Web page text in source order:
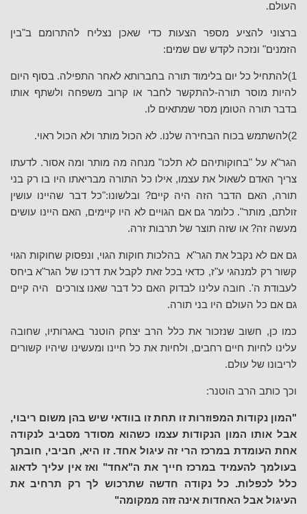
העולם.
ברצוני להציע מספר הצעות כדי שאכן נצליח להתרומם ב"בין
הזמנים" ונזכה לקדש שם שמים:
1)להתחיל כל יום בלימוד תורה בחברותא לאחר התפילה. בסוף היום
להיות מוסר תורה-להתקשר לחבר או קרוב משפחה ולשתף אותו
בדבר תורה הטומן מסר שמתאים לו.
2)להשתמש בכוח הבחירה שלנו. לא הכול מותר ולא הכול ראוי.
הגר"א על "בחוקותיהם לא תלכו" מנחה מה מותר ומה אסור. לדעתו
צריך האדם לשאול את עצמו, אילו כל התורה מבריאתו היו בו רק בני
תורה, האם הדבר הזה היה קיים? ובלשונו:"כל דבר שהיינו עושין
זולתם, מותר". כלומר גם אם הגויים לא היו קיימים, האם היינו עושים
מעשה זה? או שזה תוצר של תרבות זרה.
גם אם לא נקבל את הגר"א בהלכות חוקות הגוי, ונפסוק שחוקות הגוי
קשור רק למנהגי ע"ז, כדאי בכל זאת לקבל את דרכו של הגר"א ביחס
לעבודת ה'. חובה עלינו לבדוק האם כל דבר שאנו צורכים היה קיים
גם אם כל העולם היו בני תורה.
כמו כן, חשוב שנזכור את כלל הרב יצחק הוטנר באגרותיו, שחובה
עלינו לחיות חיים רחבים, ולחיות את כל חיינו ומעשינו שיהיו קשורים
לריבונו של עולם.
וכך כותב הרב הוטנר:
"המון נקודות המפוזרות זו תחת זו בוודאי שיש בהן משום ריבוי,
אבל אותו המון הנקודות עצמו כשהוא מסודר מסביב לנקודה
אחת העומדת במרכז הרי זה עיגול אחד. זו היא, חביבי, חובתך
בעולמך להעמיד במרכז חייך את ה"אחד" ואז אין עליך לדאוג
כלל לכפלות. כל נקודה חדשה שתרכוש לך רק תרחיב את
העיגול אבל האחדות אינה זזה ממקומה"